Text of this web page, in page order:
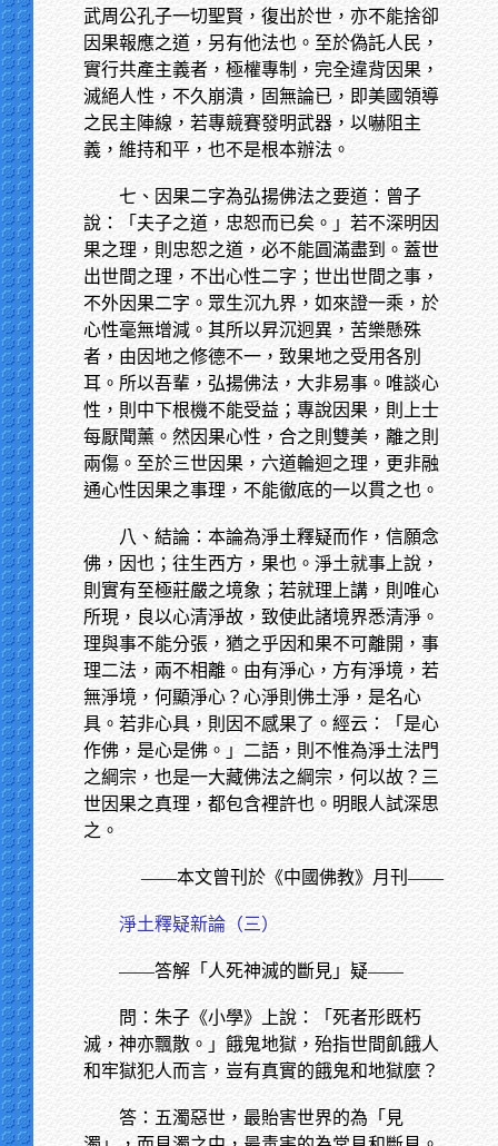
武周公孔子一切聖賢，復出於世，亦不能捨卻
因果報應之道，另有他法也。至於偽託人民，
實行共產主義者，極權專制，完全違背因果，
滅絕人性，不久崩潰，固無論已，即美國領導
之民主陣線，若專競賽發明武器，以嚇阻主
義，維持和平，也不是根本辦法。
七、因果二字為弘揚佛法之要道：曾子
說：「夫子之道，忠恕而已矣。」若不深明因
果之理，則忠恕之道，必不能圓滿盡到。蓋世
出世間之理，不出心性二字；世出世間之事，
不外因果二字。眾生沉九界，如來證一乘，於
心性毫無增減。其所以昇沉迥異，苦樂懸殊
者，由因地之修德不一，致果地之受用各別
耳。所以吾輩，弘揚佛法，大非易事。唯談心
性，則中下根機不能受益；專說因果，則上士
每厭聞薰。然因果心性，合之則雙美，離之則
兩傷。至於三世因果，六道輪迴之理，更非融
通心性因果之事理，不能徹底的一以貫之也。
八、結論：本論為淨土釋疑而作，信願念
佛，因也；往生西方，果也。淨土就事上說，
則實有至極莊嚴之境象；若就理上講，則唯心
所現，良以心清淨故，致使此諸境界悉清淨。
理與事不能分張，猶之乎因和果不可離開，事
理二法，兩不相離。由有淨心，方有淨境，若
無淨境，何顯淨心？心淨則佛土淨，是名心
具。若非心具，則因不感果了。經云：「是心
作佛，是心是佛。」二語，則不惟為淨土法門
之綱宗，也是一大藏佛法之綱宗，何以故？三
世因果之真理，都包含裡許也。明眼人試深思
之。
——本文曾刊於《中國佛教》月刊——
淨土釋疑新論（三）
——答解「人死神滅的斷見」疑——
問：朱子《小學》上說：「死者形既朽
滅，神亦飄散。」餓鬼地獄，殆指世間飢餓人
和牢獄犯人而言，豈有真實的餓鬼和地獄麼？
答：五濁惡世，最貽害世界的為「見